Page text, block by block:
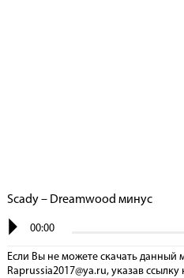
Scady – Dreamwood минус
00:00
Если Вы не можете скачать данный
Raprussia2017@ya.ru, указав